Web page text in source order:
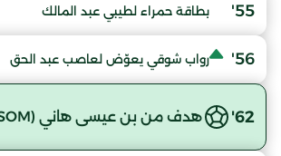
55' بطاقة حمراء لطيبي عبد المالك
56' رواب شوقي يعوّض لعاصب عبد الحق
62' هدف من بن عيسى هاني (USOM)